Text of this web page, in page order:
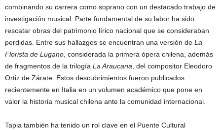
combinando su carrera como soprano con un destacado trabajo de
investigación musical. Parte fundamental de su labor ha sido
rescatar obras del patrimonio lírico nacional que se consideraban
perdidas. Entre sus hallazgos se encuentran una versión de La
Florista de Lugano , considerada la primera ópera chilena, además
de fragmentos de la trilogía La Araucana , del compositor Eleodoro
Ortiz de Zárate. Estos descubrimientos fueron publicados
recientemente en Italia en un volumen académico que pone en
valor la historia musical chilena ante la comunidad internacional.
Tapia también ha tenido un rol clave en el Puente Cultural